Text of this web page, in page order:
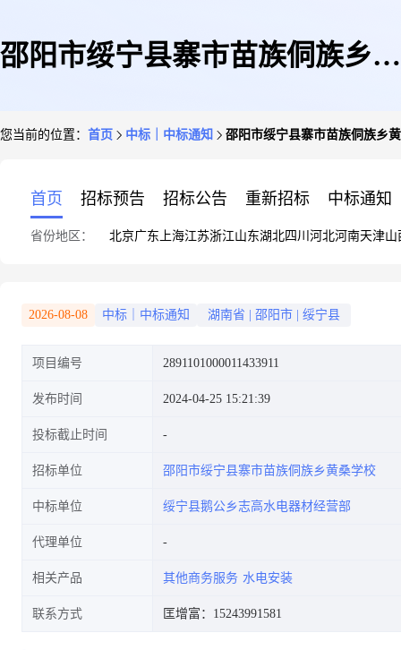
邵阳市绥宁县寨市苗族侗族乡黄
您当前的位置： 首页 中标｜中标通知 邵阳市绥宁县寨市苗族侗族乡
首页 招标预告 招标公告 重新招标 中标通知
省份地区： 北京广东 上海江苏浙江山东湖北四川 河北河南天津山
2026-08-08 中标｜中标通知 湖南省 邵阳市 绥宁县
项目编号 2891101000011433911
发布时间 2024-04-25 15:21:39
投标截止时间
招标单位 邵阳市绥宁县寨市苗族侗族乡黄桑学校
中标单位 绥宁县鹅公乡志高水电器材经营部
代理单位
相关产品 其他商务服务 水电安装
联系方式 匡增富：15243991581